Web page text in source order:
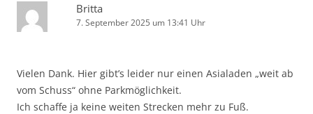
Britta
7. September 2025 um 13:41 Uhr
Vielen Dank. Hier gibt’s leider nur einen Asialaden „weit ab
vom Schuss“ ohne Parkmöglichkeit.
Ich schaffe ja keine weiten Strecken mehr zu Fuß.